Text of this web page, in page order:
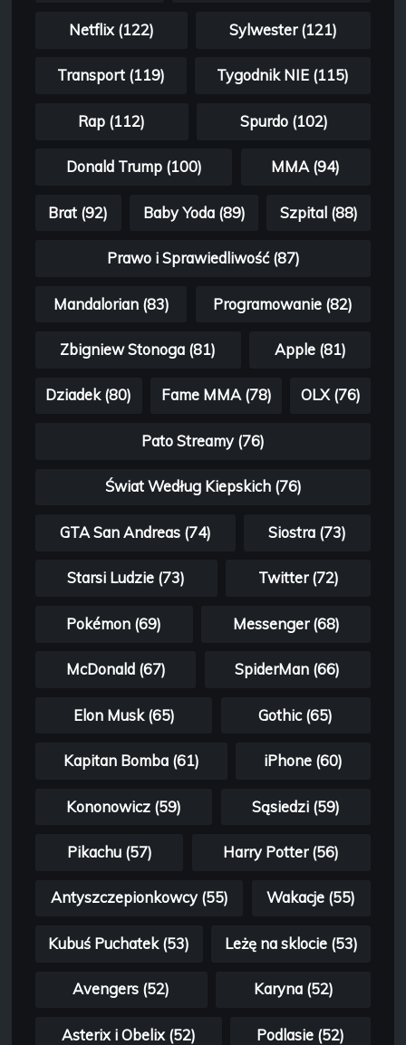
Netflix (122) Sylwester (121)
Transport (119) Tygodnik NIE (115)
Rap (112) Spurdo (102)
Donald Trump (100) MMA (94)
Brat (92) Baby Yoda (89) Szpital (88)
Prawo i Sprawiedliwość (87)
Mandalorian (83) Programowanie (82)
Zbigniew Stonoga (81) Apple (81)
Dziadek (80) Fame MMA (78) OLX (76)
Pato Streamy (76)
Świat Według Kiepskich (76)
GTA San Andreas (74) Siostra (73)
Starsi Ludzie (73) Twitter (72)
Pokémon (69) Messenger (68)
McDonald (67) SpiderMan (66)
Elon Musk (65) Gothic (65)
Kapitan Bomba (61) iPhone (60)
Kononowicz (59) Sąsiedzi (59)
Pikachu (57) Harry Potter (56)
Antyszczepionkowcy (55) Wakacje (55)
Kubuś Puchatek (53) Leżę na sklocie (53)
Avengers (52) Karyna (52)
Asterix i Obelix (52) Podlasie (52)